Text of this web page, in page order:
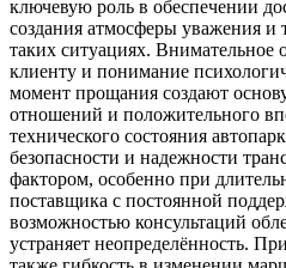
ключевую роль в обеспечении
создания атмосферы уважения и
таких ситуациях.
клиенту и понимание
момент прощания создают
отношений и положительного
технического состояния
безопасности и надежности
фактором, особенно при
поставщика с постоянной
возможностью консультаций
устраняет неопределённость.